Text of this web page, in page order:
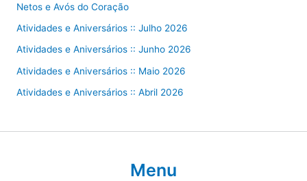
Netos e Avós do Coração
Atividades e Aniversários :: Julho 2026
Atividades e Aniversários :: Junho 2026
Atividades e Aniversários :: Maio 2026
Atividades e Aniversários :: Abril 2026
Menu